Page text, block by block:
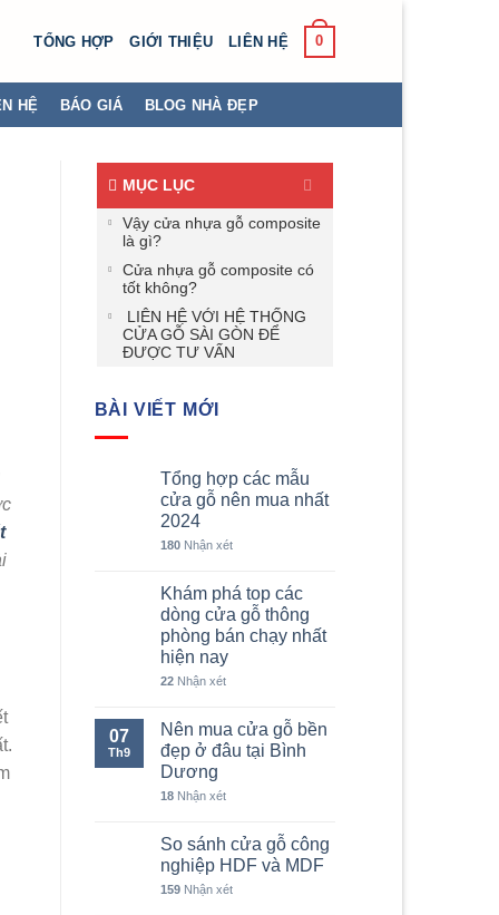
TỔNG HỢP GIỚI THIỆU LIÊN HỆ 0
HỆ BÁO GIÁ BLOG NHÀ ĐẸP
MỤC LỤC
Vậy cửa nhựa gỗ composite
là gì?
Cửa nhựa gỗ composite có
tốt không?
LIÊN HỆ VỚI HỆ THỐNG
CỬA GỖ SÀI GÒN ĐỂ
ĐƯỢC TƯ VẤN
BÀI VIẾT MỚI
Tổng hợp các mẫu
cửa gỗ nên mua nhất
2024
180Nhận xét
Khám phá top các
dòng cửa gỗ thông
phòng bán chạy nhất
hiện nay
22Nhận xét
07
Th9
Nên mua cửa gỗ bền
đẹp ở đâu tại Bình
Dương
18Nhận xét
So sánh cửa gỗ công
nghiệp HDF và MDF
159Nhận xét